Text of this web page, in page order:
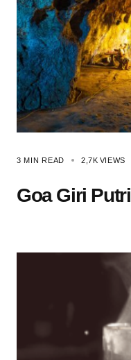
3 MIN READ 2,7K VIEWS
Goa Giri Putri